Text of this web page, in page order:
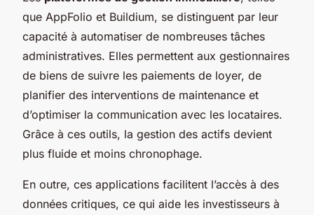
que AppFolio et Buildium, se distinguent par leur
capacité à automatiser de nombreuses tâches
administratives. Elles permettent aux gestionnaires
de biens de suivre les paiements de loyer, de
planifier des interventions de maintenance et
d’optimiser la communication avec les locataires.
Grâce à ces outils, la gestion des actifs devient
plus fluide et moins chronophage.
En outre, ces applications facilitent l’accès à des
données critiques, ce qui aide les investisseurs à